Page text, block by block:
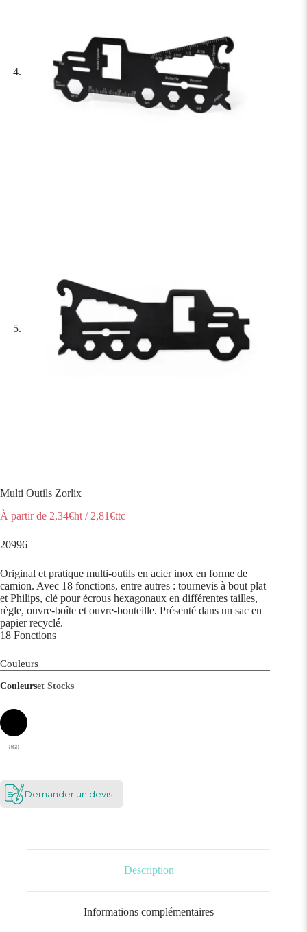
Multi Outils Zorlix
À partir de 2,34€ht / 2,81€ttc
20996
Original et pratique multi-outils en acier inox en forme de
camion. Avec 18 fonctions, entre autres : tournevis à bout plat
et Philips, clé pour écrous hexagonaux en différentes tailles,
règle, ouvre-boîte et ouvre-bouteille. Présenté dans un sac en
papier recyclé.
18 Fonctions
Couleurs
Couleurset Stocks
860
Demander un devis
Description
Informations complémentaires